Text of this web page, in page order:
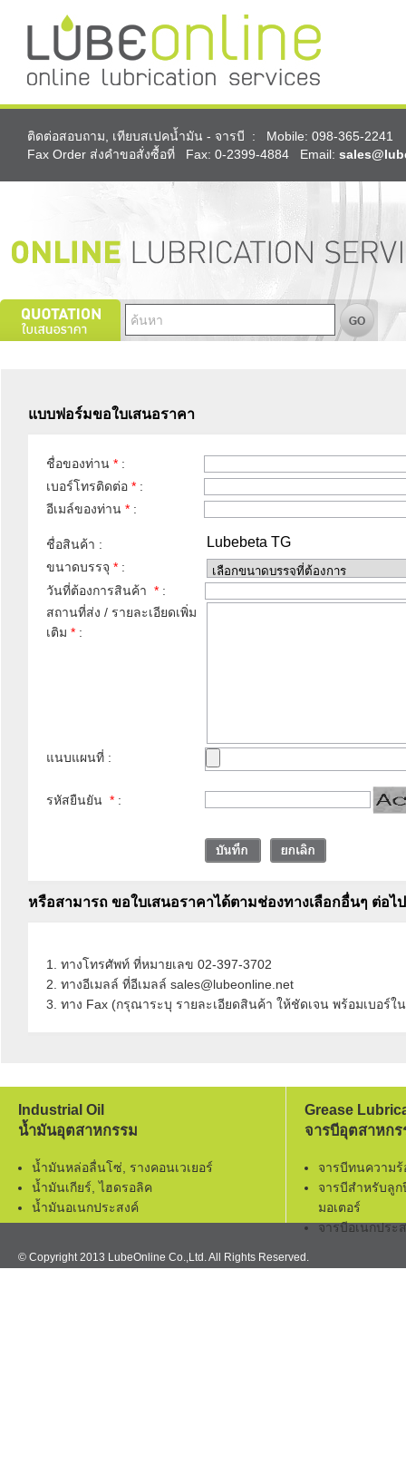
ติดต่อสอบถาม, เทียบสเปคน้ำมัน - จารบี : Mobile: 098-365-2241
Fax Order ส่งคำขอสั่งซื้อที่ Fax: 0-2399-4884 Email:
แบบฟอร์มขอใบเสนอราคา
ชื่อของท่าน * :
เบอร์โทรติดต่อ * :
อีเมล์ของท่าน * :
ชื่อสินค้า : Lubebeta TG
ขนาดบรรจุ * :
วันที่ต้องการสินค้า * :
สถานที่ส่ง / รายละเอียดเพิ่ม
เติม * :
แนบแผนที่ :
รหัสยืนยัน * :
หรือสามารถ ขอใบเสนอราคาได้ตามช่องทางเลือกอื่นๆ ต่อไ
1. ทางโทรศัพท์ ที่หมายเลข 02-397-3702
2. ทางอีเมลล์ ที่อีเมลล์ sales@lubeonline.net
3. ทาง Fax (กรุณาระบุ รายละเอียดสินค้า ให้ชัดเจน พร้อมเบอร์
Industrial Oil
น้ำมันอุตสาหกรรม
น้ำมันหล่อลื่นโซ่, รางคอนเวเยอร์
น้ำมันเกียร์, ไฮดรอลิค
น้ำมันอเนกประสงค์
Grease
จารบีอุตสาหกร
จารบีทนความ
จารบีสำหรับลู
มอเตอร์
จารบีอเนกประ
© Copyright 2013 LubeOnline Co.,Ltd. All Rights Reserved.